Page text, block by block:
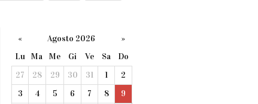
« Agosto 2026
»
Lu
Ma Me Gi Ve Sa
Do
27
28 29 30 31 1
2
3
4 5 6 7 8
9